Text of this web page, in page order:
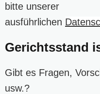
bitte unserer
ausführlichen
Gerichtsstand
Gibt es Fragen,
usw.?